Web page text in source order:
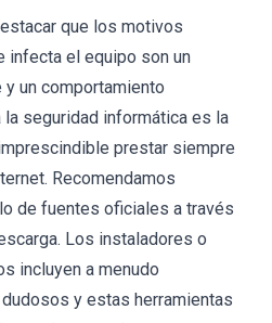
que los motivos
infecta el equipo son un
un comportamiento
la seguridad informática es la
prestar siempre
Recomendamos
de fuentes oficiales a través
Los instaladores o
incluyen a menudo
y estas herramientas